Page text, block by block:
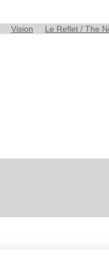
Vision Le Reflet / The